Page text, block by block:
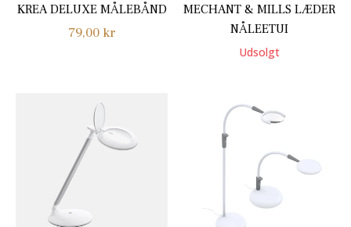
KREA DELUXE MÅLEBÅND
Normalpris
79,00 kr
MECHANT & MILLS LÆDER
NÅLEETUI
Udsolgt